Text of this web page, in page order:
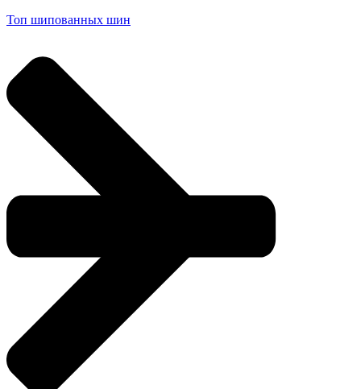
Топ шипованных шин